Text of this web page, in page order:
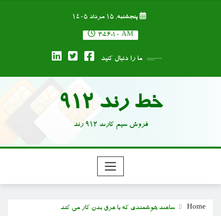
پنجشنبه, ۱۵ مرداد ۱۴۰۵
3:46:11 AM
ما را دنبال کنید
خط رند 912
فروش سیم کارت 912 رند
Home ساعت هوشمندی که با عرق بدن کار می کند